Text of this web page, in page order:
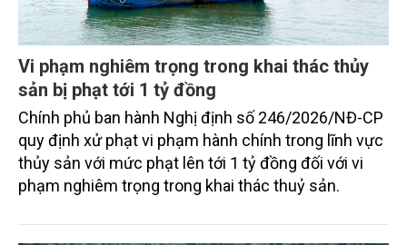
Vi phạm nghiêm trọng trong khai thác thủy
sản bị phạt tới 1 tỷ đồng
Chính phủ ban hành Nghị định số 246/2026/NĐ-CP
quy định xử phạt vi phạm hành chính trong lĩnh vực
thủy sản với mức phạt lên tới 1 tỷ đồng đối với vi
phạm nghiêm trọng trong khai thác thuỷ sản.